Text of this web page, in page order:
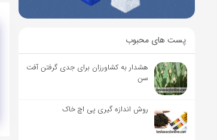
پست های محبوب
هشدار به کشاورزان برای جدی گرفتن آفت
سن
روش اندازه گیری پی اچ خاک